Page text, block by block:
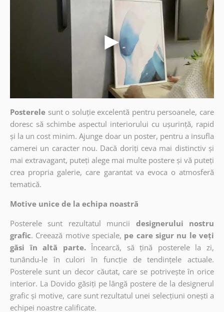
Posterele sunt o soluție excelentă pentru persoanele, care
doresc să schimbe aspectul interiorului cu ușurință, rapid
și la un cost minim. Ajunge doar un poster, pentru a insufla
camerei un caracter nou. Dacă doriți ceva mai distinctiv și
mai extravagant, puteți alege mai multe postere și vă puteți
crea propria galerie, care garantat va evoca o atmosferă
tematică.
Motive unice de la echipa noastră
Posterele sunt rezultatul muncii
designerului nostru
grafic. Creează motive speciale, pe care sigur nu le veți
găsi în altă parte. Încearcă, să țină posterele la zi,
tunându-le în culori în funcție de tendințele actuale.
Posterele sunt un decor căutat, care se potrivește în orice
interior. La Dovido găsiți pe lângă postere de la designerul
grafic și motive, care sunt rezultatul unei selecțiuni onești a
echipei noastre calificate.